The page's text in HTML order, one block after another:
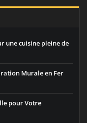
une cuisine pleine de
Murale en Fer
pour Votre